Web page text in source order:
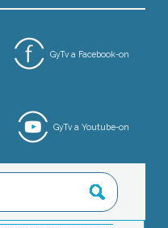
GyTv a Facebook-on
GyTv a Youtube-on